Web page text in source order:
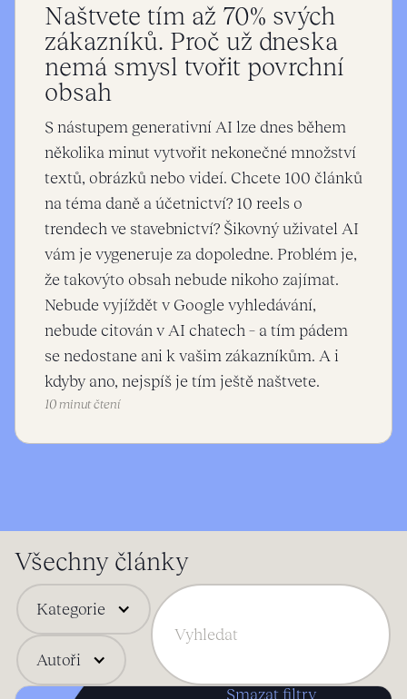
Naštvete tím až 70% svých
zákazníků. Proč už dneska
nemá smysl tvořit povrchní
obsah
S nástupem generativní AI lze dnes během
několika minut vytvořit nekonečné množství
textů, obrázků nebo videí. Chcete 100 článků
na téma daně a účetnictví? 10 reels o
trendech ve stavebnictví? Šikovný uživatel AI
vám je vygeneruje za dopoledne. Problém je,
že takovýto obsah nebude nikoho zajímat.
Nebude vyjíždět v Google vyhledávání,
nebude citován v AI chatech – a tím pádem
se nedostane ani k vašim zákazníkům. A i
kdyby ano, nejspíš je tím ještě naštvete.
10 minut čtení
Všechny články
Kategorie
Autoři
Smazat filtry